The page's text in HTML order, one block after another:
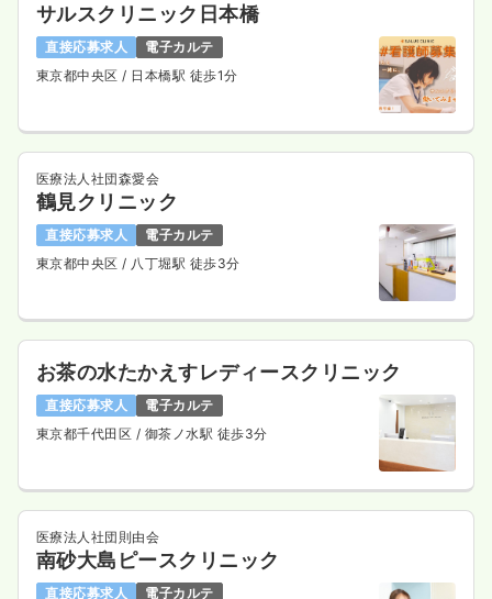
サルスクリニック日本橋
直接応募求人
電子カルテ
東京都中央区/ 日本橋駅 徒歩1分
医療法人社団森愛会
鶴見クリニック
直接応募求人
電子カルテ
東京都中央区/ 八丁堀駅 徒歩3分
お茶の水たかえすレディースクリニック
直接応募求人
電子カルテ
東京都千代田区 / 御茶ノ水駅 徒歩3分
医療法人社団則由会
南砂大島ピースクリニック
直接応募求人 電子カルテ